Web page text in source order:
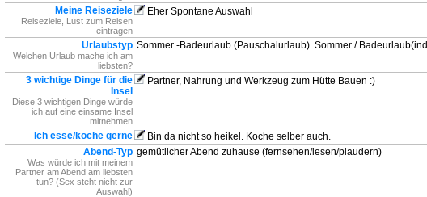
Meine Reiseziele
Reiseziele, Lust zum Reisen
eintragen
Eher Spontane Auswahl
Urlaubstyp
Welchen Urlaub mache ich am
liebsten?
Sommer -Badeurlaub (Pauschalurlaub) Sommer /
3 wichtige Dinge für die
Insel
Diese 3 wichtigen Dinge würde
ich auf eine einsame Insel
mitnehmen
Partner, Nahrung und Werkzeug zum Hütte Bauen :)
Ich esse/koche gerne
Bin da nicht so heikel. Koche selber auch.
Abend-Typ
Was würde ich mit meinem
Partner am Abend am liebsten
tun? (Sex steht nicht zur
Auswahl)
gemütlicher Abend zuhause (fernsehen/lesen/plaudern)